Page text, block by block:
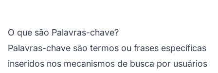
O que são Palavras-chave?
Palavras-chave são termos ou frases específicas
inseridos nos mecanismos de busca por usuários